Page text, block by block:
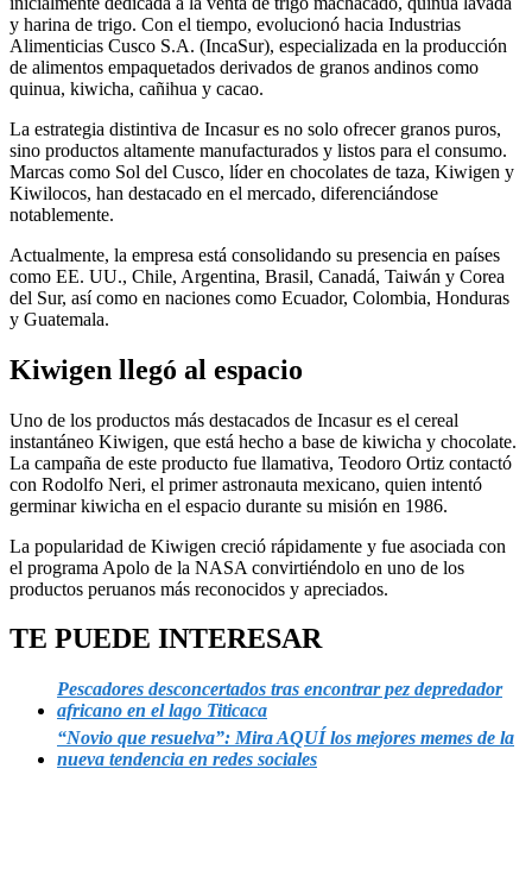
y harina de trigo. Con el tiempo, evolucionó hacia Industrias
Alimenticias Cusco S.A. (IncaSur), especializada en la producción
de alimentos empaquetados derivados de granos andinos como
quinua, kiwicha, cañihua y cacao.
La estrategia distintiva de Incasur es no solo ofrecer granos puros,
sino productos altamente manufacturados y listos para el consumo.
Marcas como Sol del Cusco, líder en chocolates de taza, Kiwigen y
Kiwilocos, han destacado en el mercado, diferenciándose
notablemente.
Actualmente, la empresa está consolidando su presencia en países
como EE. UU., Chile, Argentina, Brasil, Canadá, Taiwán y Corea
del Sur, así como en naciones como Ecuador, Colombia, Honduras
y Guatemala.
Kiwigen llegó al espacio
Uno de los productos más destacados de Incasur es el cereal
instantáneo Kiwigen, que está hecho a base de kiwicha y chocolate.
La campaña de este producto fue llamativa, Teodoro Ortiz contactó
con Rodolfo Neri, el primer astronauta mexicano, quien intentó
germinar kiwicha en el espacio durante su misión en 1986.
La popularidad de Kiwigen creció rápidamente y fue asociada con
el programa Apolo de la NASA convirtiéndolo en uno de los
productos peruanos más reconocidos y apreciados.
TE PUEDE INTERESAR
Pescadores desconcertados tras encontrar pez depredador
africano en el lago Titicaca
“Novio que resuelva”: Mira AQUÍ los mejores memes de la
nueva tendencia en redes sociales